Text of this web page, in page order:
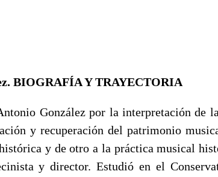
BIOGRAFÍA Y TRAYECTORIA
González por la interpretación de
y recuperación del patrimonio
y de otro a la práctica musical
y director. Estudió en el